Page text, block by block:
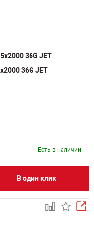
36G JET
Есть в наличии
В один клик